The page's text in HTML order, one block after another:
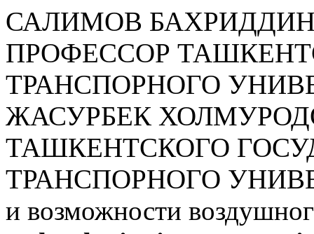
САЛИМОВ
ПРОФЕССОР
ТРАНСПОРНОГО
ЖАСУРБЕК
ТАШКЕНТСКОГО
ТРАНСПОРНОГО
и возможности